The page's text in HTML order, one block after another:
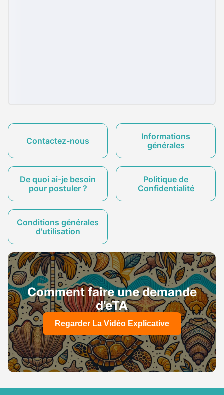
Contactez-nous
Informations
générales
De quoi ai-je besoin
pour postuler ?
Politique de
Confidentialité
Conditions générales
d'utilisation
Comment faire une demande
d’eTA
Regarder La Vidéo Explicative